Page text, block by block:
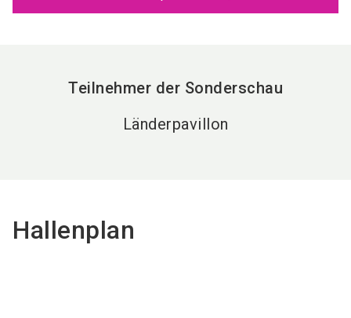
Teilnehmer der Sonderschau
Länderpavillon
Hallenplan